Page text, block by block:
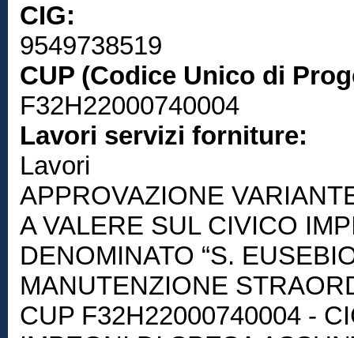
CIG:
9549738519
CUP (Codice Unico di
F32H22000740004
Lavori servizi forniture:
Lavori
APPROVAZIONE
A VALERE SUL CIVICO
DENOMINATO “S.
MANUTENZIONE
CUP F32H22000740004 -